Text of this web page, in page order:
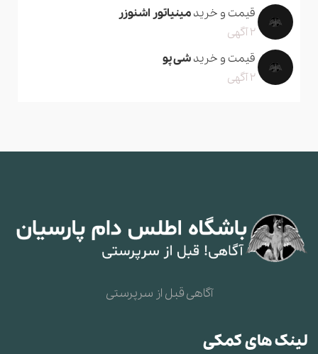
قیمت و خریدمینیاتور اشنوزر
2 آگهی
قیمت و خریدشی پو
2 آگهی
آگاهی قبل از سرپرستی
لینک های کمکی